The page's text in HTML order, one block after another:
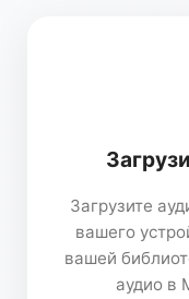
Загрузите
вашего
вашей
аудио в